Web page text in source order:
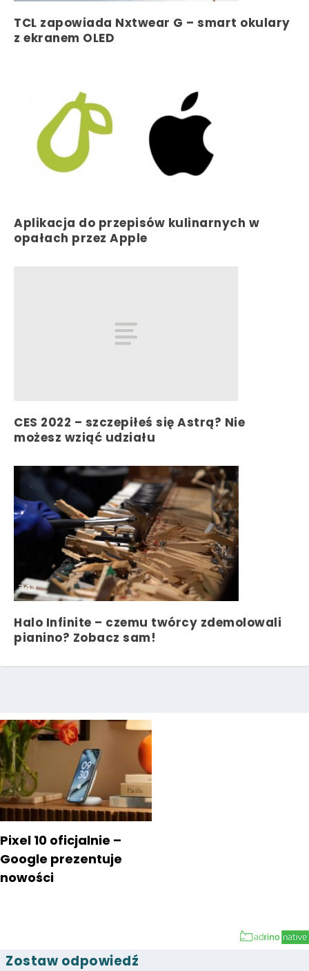
TCL zapowiada Nxtwear G – smart okulary
z ekranem OLED
Aplikacja do przepisów kulinarnych w
opałach przez Apple
CES 2022 – szczepiłeś się Astrą? Nie
możesz wziąć udziału
Halo Infinite – czemu twórcy zdemolowali
pianino? Zobacz sam!
Pixel 10 oficjalnie –
Google prezentuje
nowości
Zostaw odpowiedź